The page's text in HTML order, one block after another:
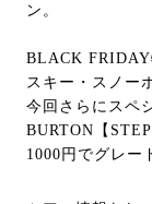
ン。
BLACK FRIDAY
スキー・スノー
今回さらにスペ
BURTON【
1000円でグレー